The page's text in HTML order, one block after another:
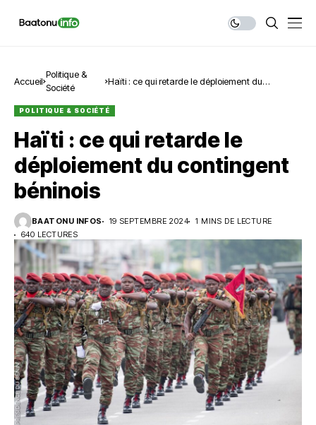
Accueil
Politique &
Société
Haïti : ce qui retarde le déploiement du
POLITIQUE & SOCIÉTÉ
Haïti : ce qui retarde le
déploiement du contingent
béninois
BAATONU INFOS 19 SEPTEMBRE 2024
1 MINS DE LECTURE
640 LECTURES